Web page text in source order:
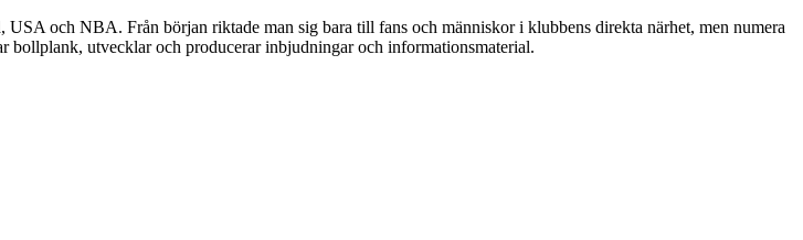
och NBA. Från början riktade man sig bara till fans och människor i klubbens direkta närhet, men numera
bollplank, utvecklar och producerar inbjudningar och informationsmaterial.